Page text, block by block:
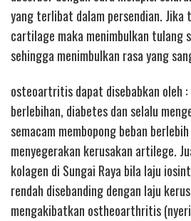
yang terlibat dalam persendian. Jika
cartilage maka menimbulkan tulang
sehingga menimbulkan rasa yang
osteoartritis dapat disebabkan oleh
berlebihan, diabetes dan selalu
semacam membopong beban
menyegerakan kerusakan artilege.
kolagen di Sungai Raya bila laju
rendah disebanding dengan laju
mengakibatkan ostheoarthritis